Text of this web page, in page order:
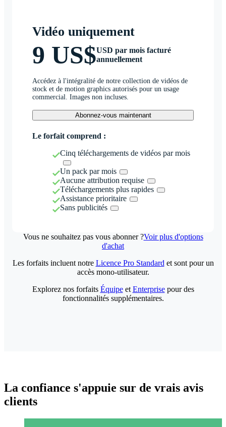
Vidéo uniquement
9 US$USD par mois facturé
annuellement
Accédez à l'intégralité de notre collection de vidéos de
stock et de motion graphics autorisés pour un usage
commercial. Images non incluses.
Abonnez-vous maintenant
Le forfait comprend :
Cinq téléchargements de vidéos par mois
Un pack par mois
Aucune attribution requise
Téléchargements plus rapides
Assistance prioritaire
Sans publicités
Vous ne souhaitez pas vous abonner ?Voir plus d'options
d'achat
Les forfaits incluent notre Licence Pro Standard et sont pour un
accès mono-utilisateur.
Explorez nos forfaits Équipeet Enterprisepour des
fonctionnalités supplémentaires.
La confiance s'appuie sur de vrais avis
clients